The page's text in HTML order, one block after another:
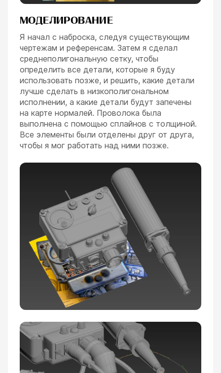
МОДЕЛИРОВАНИЕ
Я начал с наброска, следуя существующим
чертежам и референсам. Затем я сделал
среднеполигональную сетку, чтобы
определить все детали, которые я буду
использовать позже, и решить, какие детали
лучше сделать в низкополигональном
исполнении, а какие детали будут запечены
на карте нормалей. Проволока была
выполнена с помощью сплайнов с толщиной.
Все элементы были отделены друг от друга,
чтобы я мог работать над ними позже.